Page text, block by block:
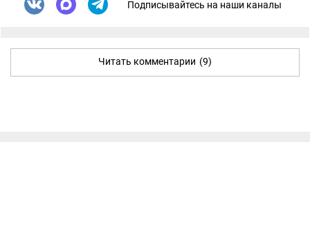
Подписывайтесь на наши каналы
Читать комментарии (9)